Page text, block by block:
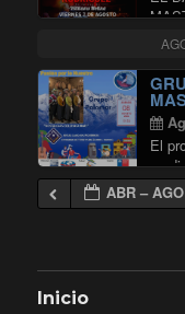
El
ABR –
Inicio